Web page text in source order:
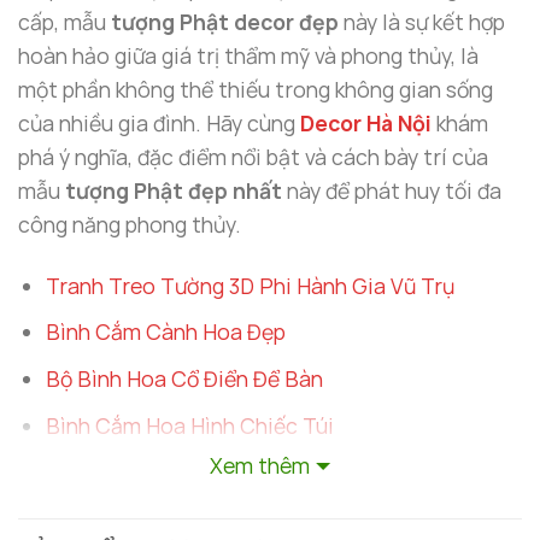
cấp, mẫu tượng Phật decor đẹp này là sự kết hợp
hoàn hảo giữa giá trị thẩm mỹ và phong thủy, là
một phần không thể thiếu trong không gian sống
của nhiều gia đình. Hãy cùng Decor Hà Nội khám
phá ý nghĩa, đặc điểm nổi bật và cách bày trí của
mẫu tượng Phật đẹp nhất này để phát huy tối đa
công năng phong thủy.
Tranh Treo Tường 3D Phi Hành Gia Vũ Trụ
Bình Cắm Cành Hoa Đẹp
Bộ Bình Hoa Cổ Điển Để Bàn
Bình Cắm Hoa Hình Chiếc Túi
Bộ 2 Bình Hoa Để BànXem thêm